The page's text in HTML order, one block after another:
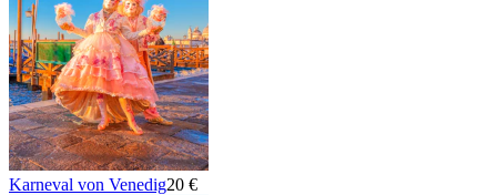
Karneval von Venedig20 €